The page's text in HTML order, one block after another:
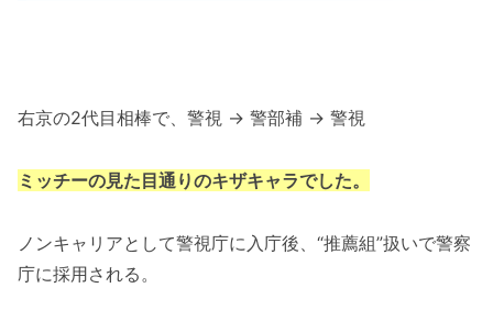
右京の2代目相棒で、警視 → 警部補 → 警視
ミッチーの見た目通りのキザキャラでした。
ノンキャリアとして警視庁に入庁後、“推薦組”扱いで警察
庁に採用される。